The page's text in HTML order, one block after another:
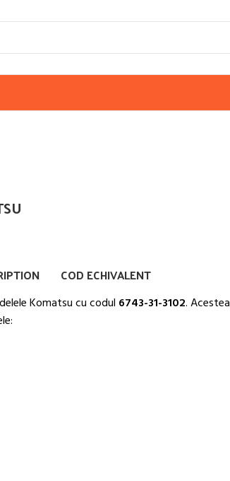
COD ECHIVALENT
Komatsu cu codul 6743-31-3102.